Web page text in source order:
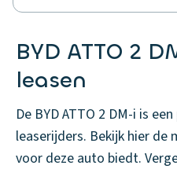
BYD ATTO 2
leasen
De BYD ATTO 2 DM-i is
leaserijders. Bekijk hier de
voor deze auto biedt.